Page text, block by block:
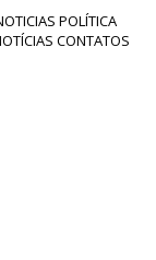
POLÍTICA
CONTATOS